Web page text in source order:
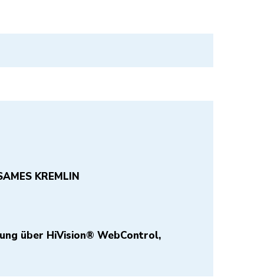
SAMES KREMLIN
über HiVision® WebControl,